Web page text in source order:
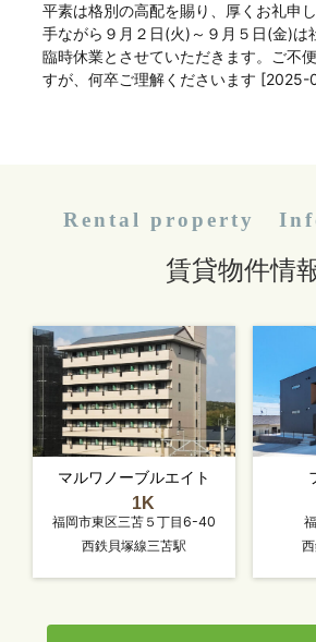
平素は格別の高配を賜り、厚くお礼申
手ながら９月２日(火)～９月５日(金)は
臨時休業とさせていただきます。ご不
すが、何卒ご理解くださいます
Rental property
賃貸物件情
マルワノーブルエイト
1K
福岡市東区三苫５丁目6-40
西鉄貝塚線三苫駅